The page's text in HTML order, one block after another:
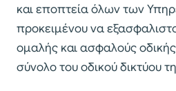
και εποπτεία όλων των
προκειμένου να
ομαλής και ασφαλούς
σύνολο του οδικού δικτύου